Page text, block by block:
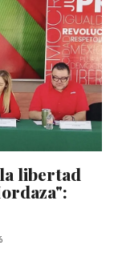
libertad